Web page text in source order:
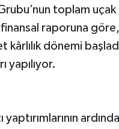
toplam uçak
raporuna
dönemi
yapılıyor.